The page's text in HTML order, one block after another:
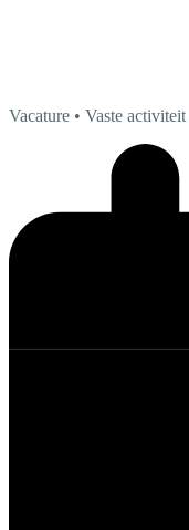
Vacature • Vaste activiteit